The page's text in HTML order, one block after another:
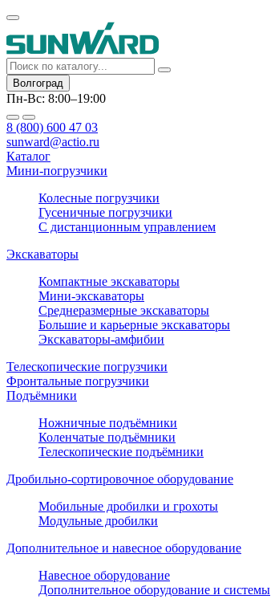
Волгоград
Пн-Вс: 8:00–19:00
8 (800) 600 47 03
sunward@actio.ru
Каталог
Мини-погрузчики
Колесные погрузчики
Гусеничные погрузчики
С дистанционным управлением
Экскаваторы
Компактные экскаваторы
Мини-экскаваторы
Среднеразмерные экскаваторы
Большие и карьерные экскаваторы
Экскаваторы-амфибии
Телескопические погрузчики
Фронтальные погрузчики
Подъёмники
Ножничные подъёмники
Коленчатые подъёмники
Телескопические подъёмники
Дробильно-сортировочное оборудование
Мобильные дробилки и грохоты
Модульные дробилки
Дополнительное и навесное оборудование
Навесное оборудование
Дополнительное оборудование и системы